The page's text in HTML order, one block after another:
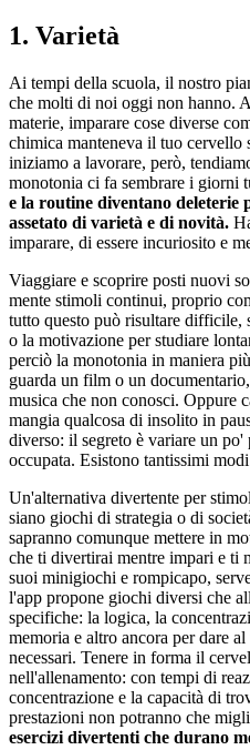
1. Varietà
Ai tempi della scuola, il nostro
che molti di noi oggi non hanno.
materie, imparare cose diverse
chimica manteneva il tuo cervello
iniziamo a lavorare, però,
monotonia ci fa sembrare i giorni
e la routine diventano deleterie
assetato di varietà e di novità.
imparare, di essere incuriosito e
Viaggiare e scoprire posti nuovi
mente stimoli continui, proprio
tutto questo può risultare difficile,
o la motivazione per studiare
perciò la monotonia in maniera
guarda un film o un
musica che non conosci. Oppure
mangia qualcosa di insolito in
diverso: il segreto è variare un po'
occupata. Esistono tantissimi
Un'alternativa divertente per
siano giochi di strategia o di
sapranno comunque mettere in
che ti divertirai mentre impari e ti
suoi minigiochi e rompicapo,
l'app propone giochi diversi che
specifiche: la logica, la
memoria e altro ancora per dare
necessari. Tenere in forma il
nell'allenamento: con tempi di
concentrazione e la capacità di
prestazioni non potranno che
esercizi divertenti che durano